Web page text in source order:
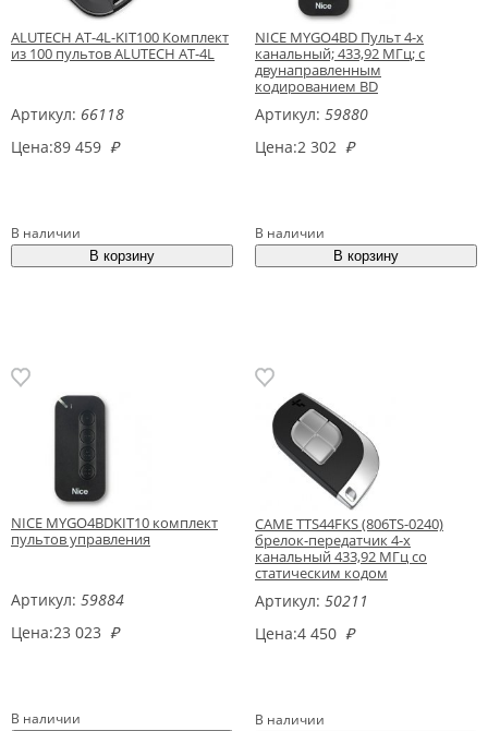
ALUTECH AT-4L-KIT100 Комплект
из 100 пультов ALUTECH AT-4L
Артикул: 66118
Цена:89 459 ₽
В наличии
NICE MYGO4BD Пульт 4-х
канальный; 433,92 МГц; с
двунаправленным
кодированием BD
Артикул: 59880
Цена:2 302 ₽
В наличии
NICE MYGO4BDKIT10 комплект
пультов управления
Артикул: 59884
Цена:23 023 ₽
В наличии
CAME TTS44FKS (806TS-0240)
брелок-передатчик 4-х
канальный 433,92 МГц со
статическим кодом
Артикул: 50211
Цена:4 450 ₽
В наличии